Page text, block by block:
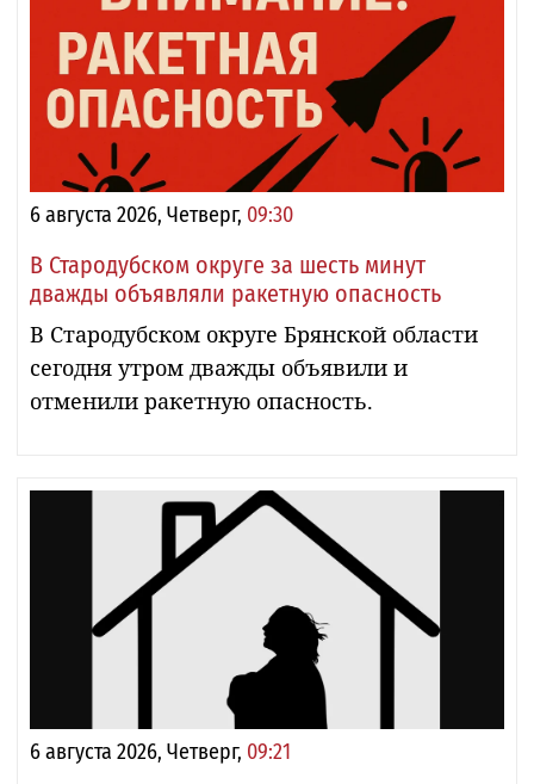
6 августа 2026, Четверг, 09:30
В Стародубском округе за шесть минут
дважды объявляли ракетную опасность
В Стародубском округе Брянской области
сегодня утром дважды объявили и
отменили ракетную опасность.
6 августа 2026, Четверг, 09:21